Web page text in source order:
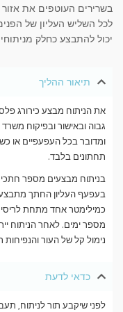
בשרירים העוטפים את אזור
לכל השליש העליון של
יכול להתבצע כחלק
תיאור ההליך
את הניתוח מבצע כירורג
גבוה ובאישור ובפיקוח
ומדובר בכל העפעפיים או
תחתונים בלבד.
בניתוח מבצעים מספר
בעפעף העליון החתך
כמילימטר אחד מתחת
מספר ימים. לאחר הניתוח
נימול קל של העור
כדאי לדעת
לפני שיקבע תור לניתוח,